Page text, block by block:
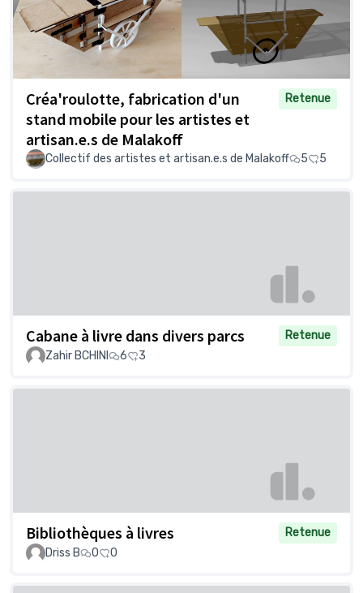
Créa'roulotte, fabrication d'un
stand mobile pour les artistes et
artisan.e.s de Malakoff
Retenue
Collectif des artistes et artisan.e.s de Malakoff 5 5
Cabane à livre dans divers parcs
Retenue
Zahir BCHINI
6 3
Bibliothèques à livres
Retenue
Driss B
0 0